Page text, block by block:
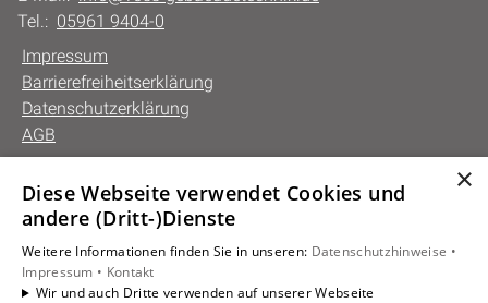
Tel.: 05961 9404-0
Impressum
Barrierefreiheitserklärung
Datenschutzerklärung
AGB
Unsere Bereiche
Gewerbekunden
Karriere
×
Diese Webseite verwendet Cookies und
andere (Dritt-)Dienste
Weitere Informationen finden Sie in unseren: Datenschutzhinweise •
Impressum • Kontakt
Wir und auch Dritte verwenden auf unserer Webseite